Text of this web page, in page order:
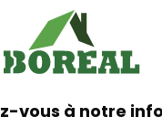
Plan
vous à notre